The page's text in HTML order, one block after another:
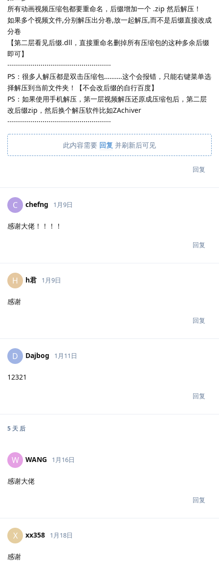
所有动画视频压缩包都要重命名，后缀增加一个 .zip 然后解压！
如果多个视频文件,分别解压出分卷,放一起解压,而不是后缀直接改成
分卷
【第二层看见后缀.dll，直接重命名删掉所有压缩包的这种多余后缀
即可】
·····················································
PS：很多人解压都是双击压缩包……….这个会报错，只能右键菜单选
择解压到当前文件夹！【不会改后缀的自行百度】
PS：如果使用手机解压，第一层视频解压还原成压缩包后，第二层
改后缀zip，然后换个解压软件比如ZAchiver
·····················································
此内容需要 回复 并刷新后可见
回复
C chefng 1月9日
感谢大佬！！！！
回复
H h君 1月9日
感谢
回复
D Dajbog 1月11日
12321
回复
5 天 后
W WANG 1月16日
感谢大佬
回复
X xx358 1月18日
感谢